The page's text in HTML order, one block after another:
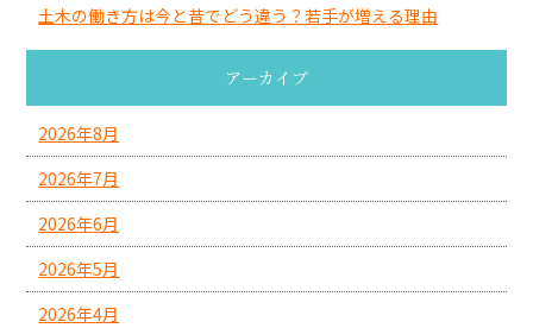
土木の働き方は今と昔でどう違う？若手が増える理由
アーカイブ
2026年8月
2026年7月
2026年6月
2026年5月
2026年4月